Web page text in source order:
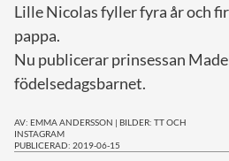
Lille Nicolas fyller fyra år och
pappa.
Nu publicerar prinsessan
födelsedagsbarnet.
AV: EMMA ANDERSSON | BILDER: TT OCH
INSTAGRAM
PUBLICERAD: 2019-06-15